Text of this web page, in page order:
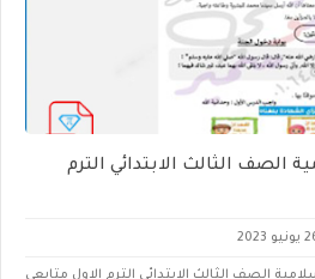
الصف الثالث الابتدائي الترم
الثالث الابتدائي الترم الاول متابعي